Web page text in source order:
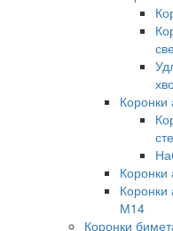
Коронки
М14
Коронки